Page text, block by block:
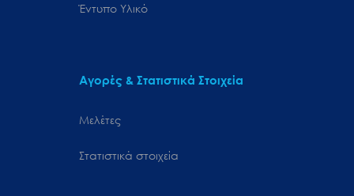
Έντυπο Υλικό
Αγορές & Στατιστικά Στοιχεία
Μελέτες
Στατιστικά στοιχεία